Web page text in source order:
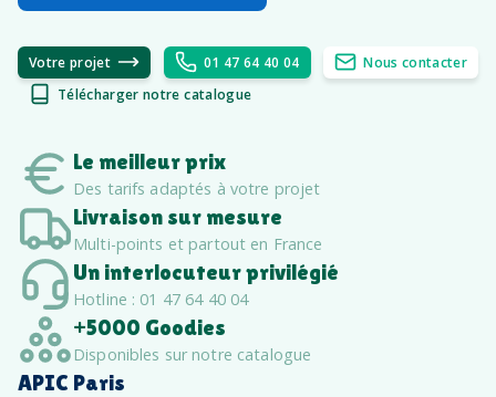
Votre projet 01 47 64 40 04
Nous contacter
Télécharger notre catalogue
Le meilleur prix
Des tarifs adaptés à votre projet
Livraison sur mesure
Multi-points et partout en France
Un interlocuteur privilégié
Hotline : 01 47 64 40 04
+5000 Goodies
Disponibles sur notre catalogue
APIC Paris